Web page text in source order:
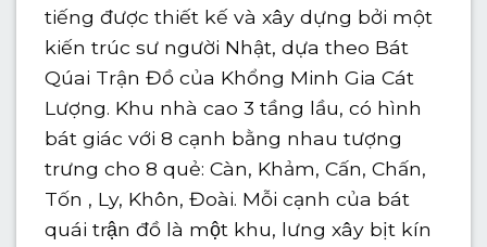
tiếng được thiết kế và xây dựng bởi một
kiến trúc sư người Nhật, dựa theo Bát
Qúai Trận Đồ của Khổng Minh Gia Cát
Lượng. Khu nhà cao 3 tầng lầu, có hình
bát giác với 8 cạnh bằng nhau tượng
trưng cho 8 quẻ: Càn, Khảm, Cấn, Chấn,
Tốn , Ly, Khôn, Đoài. Mỗi cạnh của bát
quái trận đồ là một khu, lưng xây bịt kín